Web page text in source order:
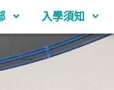
入學須知